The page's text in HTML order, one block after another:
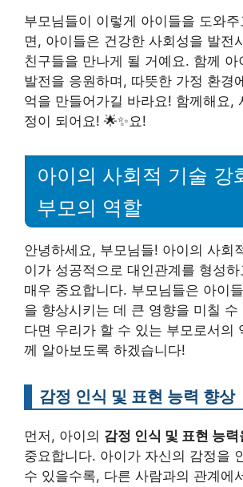
부모님들이 이렇게 아이들을 도와
면, 아이들은 건강한 사회성을 발전
친구들을 만나게 될 거예요. 함께 아
발전을 응원하며, 따뜻한 가정 환경
억을 만들어가길 바라요! 함께해요,
정이 되어요! 🌟✨요!
아이의 사회적 기술 강
부모의 역할
안녕하세요, 부모님들! 아이의 사회
이가 성공적으로 대인관계를 형성
매우 중요합니다. 부모님들은 아이
을 향상시키는 데 큰 영향을 미칠 수
다면 우리가 할 수 있는 부모로서의
께 알아보도록 하겠습니다!
감정 인식 및 표현 능력 향상
먼저, 아이의 감정 인식 및 표현 능력
중요합니다. 아이가 자신의 감정을
수 있을수록, 다른 사람과의 관계에